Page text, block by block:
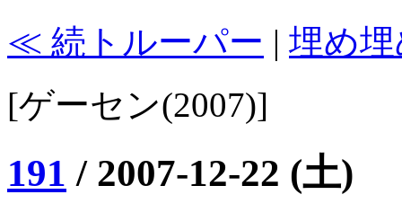
≪ 続トルーパー | 埋め
[ゲーセン(2007)]
191 / 2007-12-22 (土)